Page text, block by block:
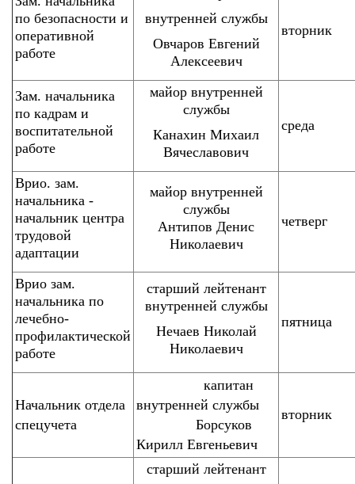
по безопасности и
оперативной
работе
внутренней службы
Овчаров Евгений
Алексеевич
вторник
Зам. начальника
по кадрам и
воспитательной
работе
майор внутренней
службы
Канахин Михаил
Вячеславович
среда
Врио. зам.
начальника -
начальник центра
трудовой
адаптации
майор внутренней
службы
Антипов Денис
Николаевич
четверг
Врио зам.
начальника по
лечебно-
профилактической
работе
старший лейтенант
внутренней службы
Нечаев Николай
Николаевич
пятница
Начальник отдела
спецучета
капитан
внутренней службы
Борсуков
Кирилл Евгеньевич
вторник
старший лейтенант